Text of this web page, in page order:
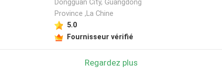
Dongguan City, Guangdong
Province ,La Chine
5.0
Fournisseur vérifié
Regardez plus